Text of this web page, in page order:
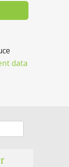
data